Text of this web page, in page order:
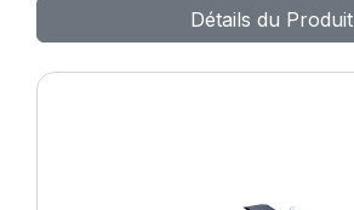
Détails du Produit